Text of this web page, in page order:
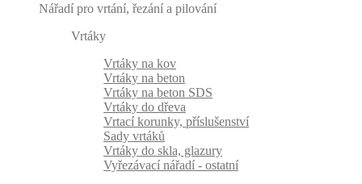
Nářadí pro vrtání, řezání a pilování
Vrtáky
Vrtáky na kov
Vrtáky na beton
Vrtáky na beton SDS
Vrtáky do dřeva
Vrtací korunky, příslušenství
Sady vrtáků
Vrtáky do skla, glazury
Vyřezávací nářadí - ostatní